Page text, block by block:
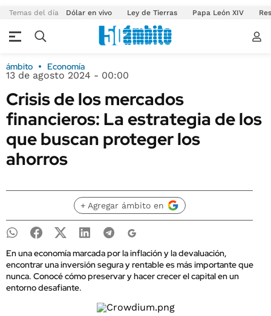
Temas del día Dólar en vivo Ley de Tierras Papa León XIV
ámbito Economía
13 de agosto 2024 - 00:00
Crisis de los mercados
financieros: La estrategia de los
que buscan proteger los
ahorros
+ Agregar ámbito en
En una economía marcada por la inflación y la devaluación,
encontrar una inversión segura y rentable es más importante que
nunca. Conocé cómo preservar y hacer crecer el capital en un
entorno desafiante.